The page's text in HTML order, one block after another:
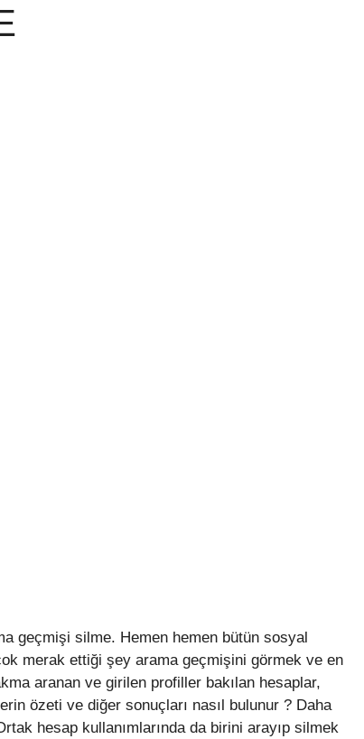
geçmişi silme. Hemen hemen bütün sosyal
merak ettiği şey arama geçmişini görmek ve en
aranan ve girilen profiller bakılan hesaplar,
özeti ve diğer sonuçları nasıl bulunur ? Daha
hesap kullanımlarında da birini arayıp silmek